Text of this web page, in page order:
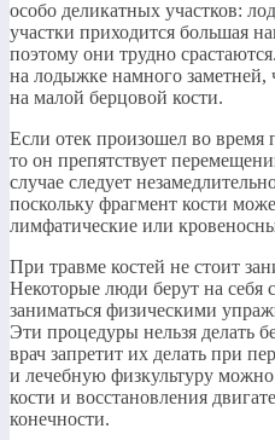
особо деликатных участков:
участки приходится большая
поэтому они трудно
на лодыжке намного заметней,
на малой берцовой кости.
Если отек произошел во время
то он препятствует
случае следует
поскольку фрагмент кости
лимфатические или
При травме костей не стоит
Некоторые люди берут на себя
заниматься физическими
Эти процедуры нельзя делать
врач запретит их делать при
и лечебную физкультуру
кости и восстановления
конечности.